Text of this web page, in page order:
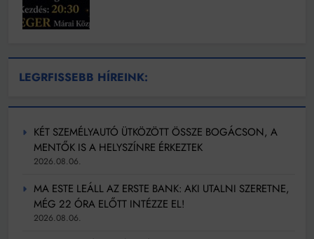
LEGRFISSEBB HÍREINK:
KÉT SZEMÉLYAUTÓ ÜTKÖZÖTT ÖSSZE BOGÁCSON, A
MENTŐK IS A HELYSZÍNRE ÉRKEZTEK
2026.08.06.
MA ESTE LEÁLL AZ ERSTE BANK: AKI UTALNI SZERETNE,
MÉG 22 ÓRA ELŐTT INTÉZZE EL!
2026.08.06.